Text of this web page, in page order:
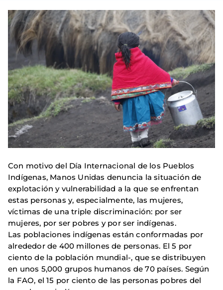
Con motivo del Día Internacional de los Pueblos
Indígenas, Manos Unidas denuncia la situación de
explotación y vulnerabilidad a la que se enfrentan
estas personas y, especialmente, las mujeres,
víctimas de una triple discriminación: por ser
mujeres, por ser pobres y por ser indígenas.
Las poblaciones indígenas están conformadas por
alrededor de 400 millones de personas. El 5 por
ciento de la población mundial-, que se distribuyen
en unos 5,000 grupos humanos de 70 países. Según
la FAO, el 15 por ciento de las personas pobres del